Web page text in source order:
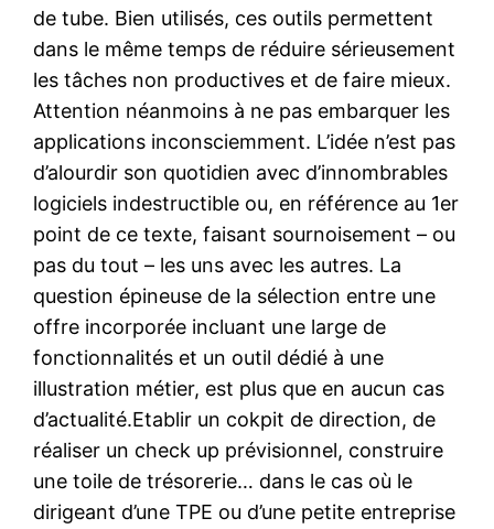
de tube. Bien utilisés, ces outils permettent
dans le même temps de réduire sérieusement
les tâches non productives et de faire mieux.
Attention néanmoins à ne pas embarquer les
applications inconsciemment. L’idée n’est pas
d’alourdir son quotidien avec d’innombrables
logiciels indestructible ou, en référence au 1er
point de ce texte, faisant sournoisement – ou
pas du tout – les uns avec les autres. La
question épineuse de la sélection entre une
offre incorporée incluant une large de
fonctionnalités et un outil dédié à une
illustration métier, est plus que en aucun cas
d’actualité.Etablir un cokpit de direction, de
réaliser un check up prévisionnel, construire
une toile de trésorerie… dans le cas où le
dirigeant d’une TPE ou d’une petite entreprise